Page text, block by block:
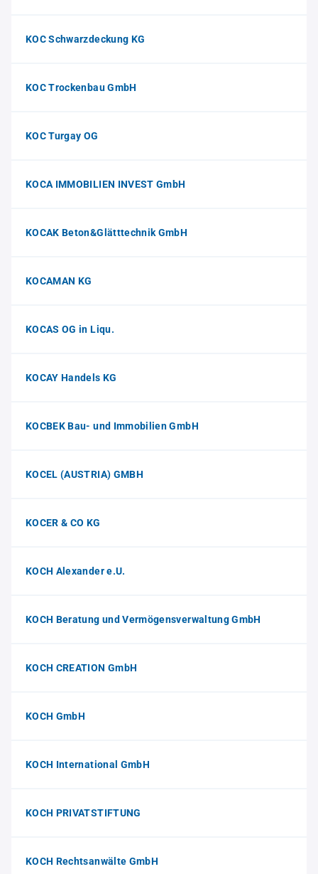
KOC Schwarzdeckung KG
KOC Trockenbau GmbH
KOC Turgay OG
KOCA IMMOBILIEN INVEST GmbH
KOCAK Beton&Glätttechnik GmbH
KOCAMAN KG
KOCAS OG in Liqu.
KOCAY Handels KG
KOCBEK Bau- und Immobilien GmbH
KOCEL (AUSTRIA) GMBH
KOCER & CO KG
KOCH Alexander e.U.
KOCH Beratung und Vermögensverwaltung GmbH
KOCH CREATION GmbH
KOCH GmbH
KOCH International GmbH
KOCH PRIVATSTIFTUNG
KOCH Rechtsanwälte GmbH